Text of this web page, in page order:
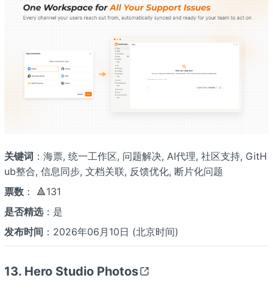
关键词 ：海票, 统一工作区, 问题解决, AI代理, 社区支持, GitH
ub整合, 信息同步, 文档关联, 反馈优化, 断片化问题
票数： 🔺131
是否精选：是
发布时间 ：2026年06月10日 (北京时间)
13. Hero Studio Photos